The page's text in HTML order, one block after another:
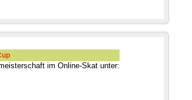
im Online-Skat unter: